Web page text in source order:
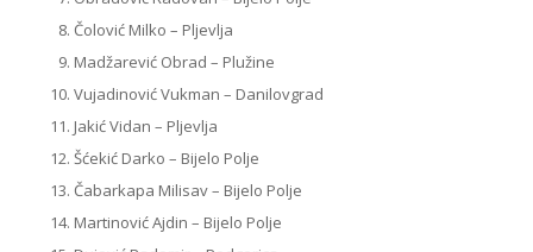
Čolović Milko – Pljevlja
Madžarević Obrad – Plužine
Vujadinović Vukman – Danilovgrad
Jakić Vidan – Pljevlja
Šćekić Darko – Bijelo Polje
Čabarkapa Milisav – Bijelo Polje
Martinović Ajdin – Bijelo Polje